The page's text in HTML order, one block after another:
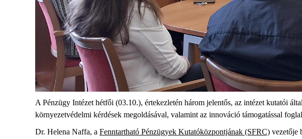
A Pénzügy Intézet hétfői (03.10.), értekezletén három jelentős, az intézet kutatói által
környezetvédelmi kérdések megoldásával, valamint az innováció támogatással
Dr. Helena Naffa, a Fenntartható Pénzügyek Kutatóközpontjának (SFRC) vezetője